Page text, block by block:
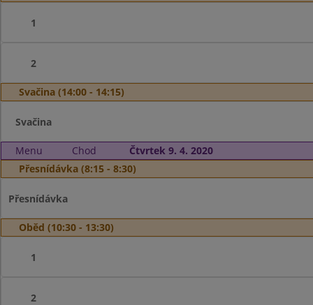
1
2
Svačina (14:00 - 14:15)
Svačina
Menu Chod
Čtvrtek 9. 4. 2020
Přesnídávka (8:15 - 8:30)
Přesnídávka
Oběd (10:30 - 13:30)
1
2